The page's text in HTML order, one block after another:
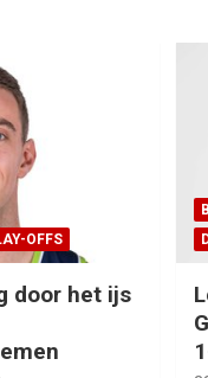
OFFS
door het ijs